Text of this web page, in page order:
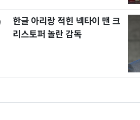
한글 아리랑 적힌 넥타이 맨 크
리스토퍼 놀란 감독